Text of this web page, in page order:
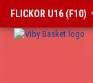
FLICKOR U16 (F10)